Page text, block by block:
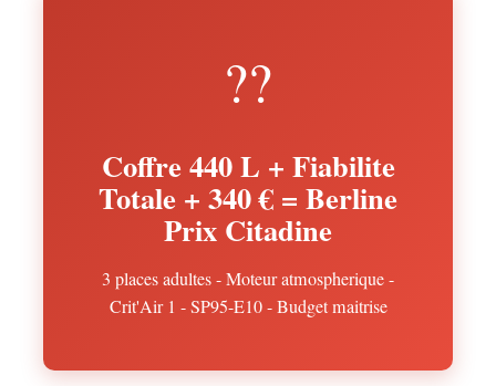
??
Coffre 440 L + Fiabilite
Totale + 340 € = Berline
Prix Citadine
3 places adultes - Moteur atmospherique -
Crit'Air 1 - SP95-E10 - Budget maitrise